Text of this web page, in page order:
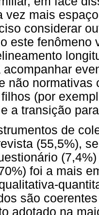
vez mais
considerar
este fenômeno
acompanhar
não
(por
a transição
de
(55,5%),
foi a mais
são
adotado na